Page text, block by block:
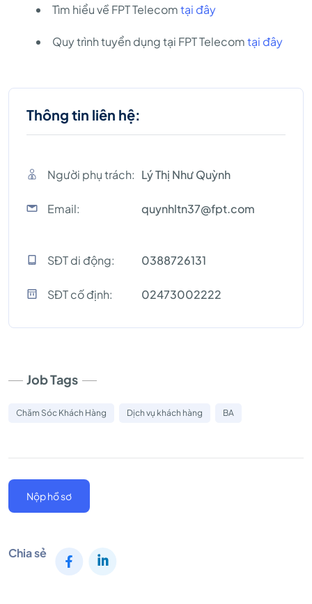
Tìm hiểu về FPT Telecomtại đây
Quy trình tuyển dụng tại FPT Telecomtại đây
Thông tin liên hệ:
Người phụ trách: Lý Thị Như Quỳnh
Email: quynhltn37@fpt.com
SĐT di động: 0388726131
SĐT cố định: 02473002222
Job Tags
Chăm Sóc Khách Hàng Dịch vụ khách hàng BA
Nộp hồ sơ
Chia sẻ